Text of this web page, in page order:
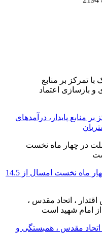
بر منابع پایدار، درآمدهای
حق بیمه تولیدی بیمه ملت در چهار ماه نخست امسال از 14.5
اتحاد مقدس ، همبستگی و